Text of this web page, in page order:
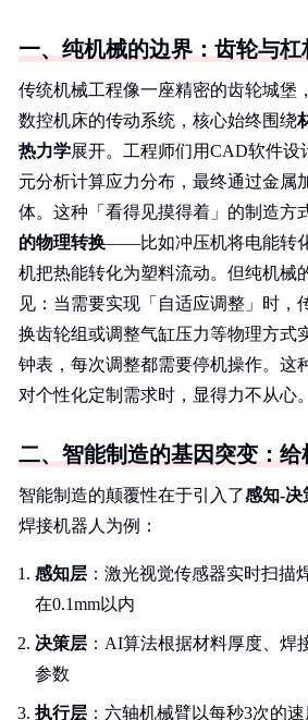
一、纯机械的边界：齿轮与
传统机械工程像一座精密的齿轮城堡
数控机床的传动系统，核心始终围绕
热力学展开。工程师们用CAD软件设
元分析计算应力分布，最终通过金属
体。这种「看得见摸得着」的制造方
的物理转换——比如冲压机将电能转
机把热能转化为塑料流动。但纯机械
见：当需要实现「自适应调整」时，
换齿轮组或调整气缸压力等物理方式
钟表，每次调整都需要停机操作。这
对个性化定制需求时，显得力不从心。
二、智能制造的基因突变：
智能制造的颠覆性在于引入了感知-决
焊接机器人为例：
感知层 ：激光视觉传感器实时扫描
在0.1mm以内
决策层 ：AI算法根据材料厚度、焊
参数
执行层 ：六轴机械臂以每秒3次的